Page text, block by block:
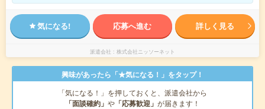
気になる! 応募へ進む 詳しく見る
派遣会社 株式会社ニッソーネット
興味があったら「★気になる！」をタップ！
「気になる！」を押しておくと、派遣会社から
「面談確約」 や 「応募歓迎」 が届きます！